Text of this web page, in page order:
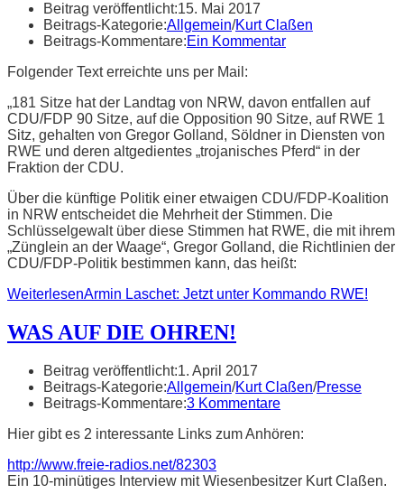
Beitrag veröffentlicht:15. Mai 2017
Beitrags-Kategorie:Allgemein/Kurt Claßen
Beitrags-Kommentare:Ein Kommentar
Folgender Text erreichte uns per Mail:
„181 Sitze hat der Landtag von NRW, davon entfallen auf
CDU/FDP 90 Sitze, auf die Opposition 90 Sitze, auf RWE 1
Sitz, gehalten von Gregor Golland, Söldner in Diensten von
RWE und deren altgedientes „trojanisches Pferd“ in der
Fraktion der CDU.
Über die künftige Politik einer etwaigen CDU/FDP-Koalition
in NRW entscheidet die Mehrheit der Stimmen. Die
Schlüsselgewalt über diese Stimmen hat RWE, die mit ihrem
„Zünglein an der Waage“, Gregor Golland, die Richtlinien der
CDU/FDP-Politik bestimmen kann, das heißt:
WeiterlesenArmin Laschet: Jetzt unter Kommando RWE!
WAS AUF DIE OHREN!
Beitrag veröffentlicht:1. April 2017
Beitrags-Kategorie:Allgemein/Kurt Claßen/Presse
Beitrags-Kommentare:3 Kommentare
Hier gibt es 2 interessante Links zum Anhören:
http://www.freie-radios.net/82303
Ein 10-minütiges Interview mit Wiesenbesitzer Kurt Claßen.